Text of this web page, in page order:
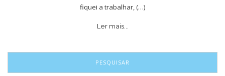
fiquei a trabalhar, (…)
Ler mais…
PESQUISAR